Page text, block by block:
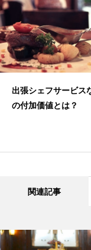
出張シェフサービス
の付加価値とは？
関連記事